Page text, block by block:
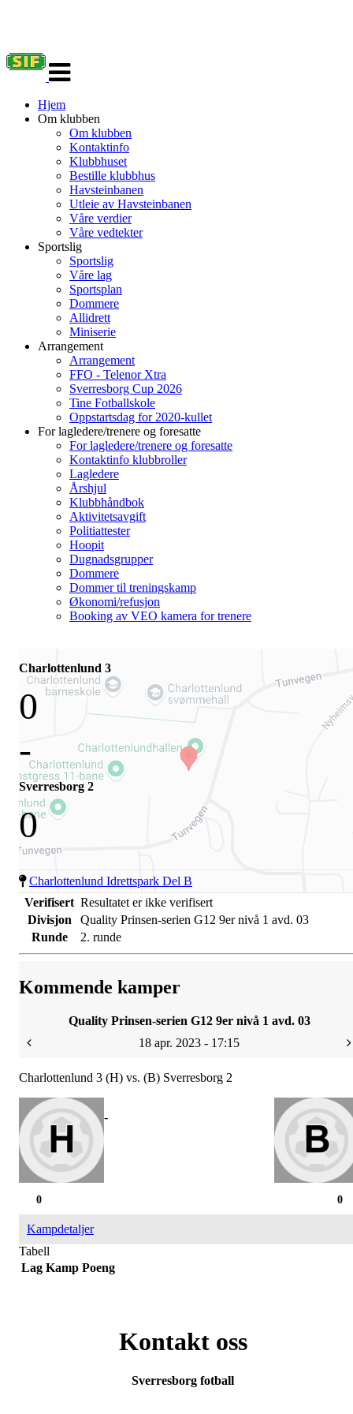
navigasjon
Hjem
Om klubben
Om klubben
Kontaktinfo
Klubbhuset
Bestille klubbhus
Havsteinbanen
Utleie av Havsteinbanen
Våre verdier
Våre vedtekter
Sportslig
Sportslig
Våre lag
Sportsplan
Dommere
Allidrett
Miniserie
Arrangement
Arrangement
FFO - Telenor Xtra
Sverresborg Cup 2026
Tine Fotballskole
Oppstartsdag for 2020-kullet
For lagledere/trenere og foresatte
For lagledere/trenere og foresatte
Kontaktinfo klubbroller
Lagledere
Årshjul
Klubbhåndbok
Aktivitetsavgift
Politiattester
Hoopit
Dugnadsgrupper
Dommere
Dommer til treningskamp
Økonomi/refusjon
Booking av VEO kamera for trenere
Charlottenlund 3
0
-
Sverresborg 2
0
Charlottenlund Idrettspark Del B
Verifisert Resultatet er ikke verifisert
Divisjon
Quality Prinsen-serien G12 9er nivå 1 avd. 03
Runde
2. runde
Kommende kamper
Quality Prinsen-serien G12 9er nivå 1 avd. 03
18 apr. 2023 - 17:15
Charlottenlund 3 (H) vs. (B) Sverresborg 2
-
0
0
Kampdetaljer
Tabell
Lag Kamp Poeng
Kontakt oss
Sverresborg fotball